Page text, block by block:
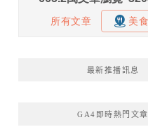
最新推播訊息
GA4即時熱門文章